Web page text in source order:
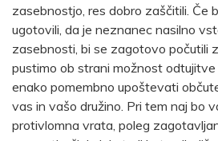
zasebnostjo, res dobro zaščitili. Če
ugotovili, da je neznanec nasilno
zasebnosti, bi se zagotovo počutili
pustimo ob strani možnost odtujitve
enako pomembno upoštevati
vas in vašo družino. Pri tem naj bo
protivlomna vrata, poleg